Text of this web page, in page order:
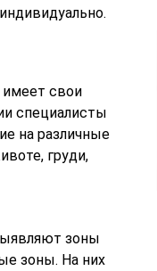
имеет свои
специалисты
на различные
груди,
зоны
зоны. На них